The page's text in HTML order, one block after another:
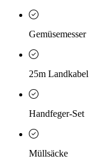
Gemüsemesser
25m Landkabel
Handfeger-Set
Müllsäcke